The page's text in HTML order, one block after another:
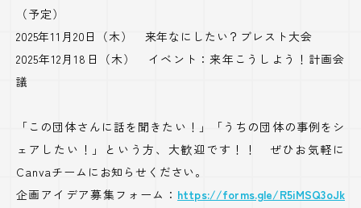
（予定）
2025年11月20日（木） 来年なにしたい？ブレスト大会
2025年12月18日（木） イベント：来年こうしよう！計画会
議
「この団体さんに話を聞きたい！」「うちの団体の事例をシ
ェアしたい！」という方、大歓迎です！！ ぜひお気軽に
Canvaチームにお知らせください。
企画アイデア募集フォーム： https://forms.gle/R5iMSQ3oJk